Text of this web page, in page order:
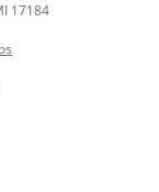
17184